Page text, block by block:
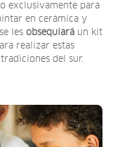
exclusivamente para
en cerámica y
les obsequiará un kit
realizar estas
del sur.